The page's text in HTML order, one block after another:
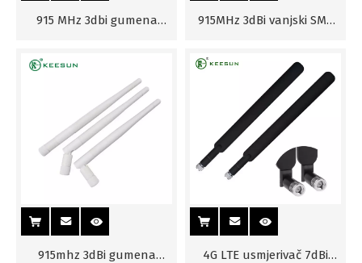
915 MHz 3dbi gumena
915MHz 3dBi vanjski SMA
915mhz 3dBi gumena
4G LTE usmjerivač 7dBi